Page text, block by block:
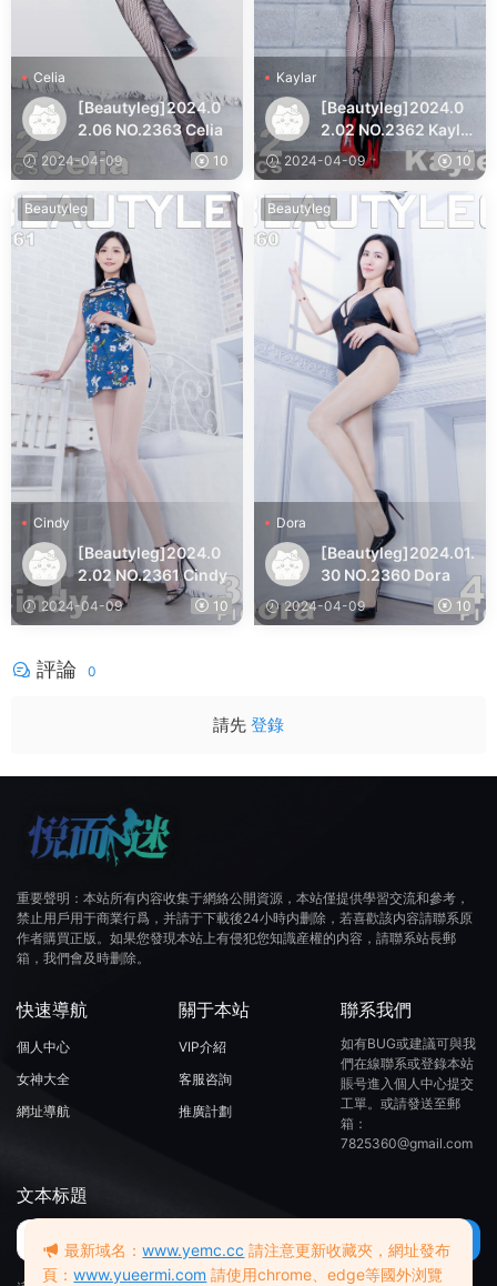
Celia
[Beautyleg]2024.0
2.06 NO.2363 Celia
2024-04-09 10
Kaylar
[Beautyleg]2024.0
2.02 NO.2362 Kayla
r
2024-04-09 10
Beautyleg
Cindy
[Beautyleg]2024.0
2.02 NO.2361 Cindy
2024-04-09 10
Beautyleg
Dora
[Beautyleg]2024.01.
30 NO.2360 Dora
2024-04-09 10
評論 0
請先 登錄
重要聲明：本站所有内容收集于網絡公開資源，本站僅提供學習交流和參考，
禁止用戶用于商業行爲，并請于下載後24小時内删除，若喜歡該内容請聯系原
作者購買正版。如果您發現本站上有侵犯您知識産權的内容，請聯系站長郵
箱，我們會及時删除。
快速導航
個人中心
女神大全
網址導航
關于本站
VIP介紹
客服咨詢
推廣計劃
聯系我們
如有BUG或建議可與我
們在線聯系或登錄本站
賬号進入個人中心提交
工單。或請發送至郵
箱：
7825360@gmail.com
文本标題
最新域名：www.yemc.cc 請注意更新收藏夾，網址發布
頁：www.yueermi.com 請使用chrome、edge等國外浏覽